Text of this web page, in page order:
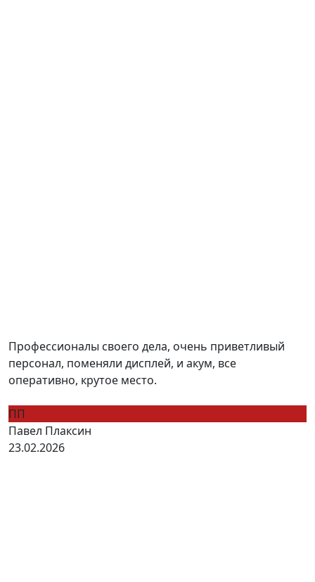
Профессионалы своего дела, очень приветливый
персонал, поменяли дисплей, и акум, все
оперативно, крутое место.
ПП
Павел Плаксин
23.02.2026